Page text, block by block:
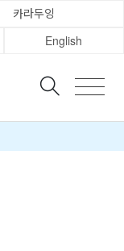
카라두잉
English